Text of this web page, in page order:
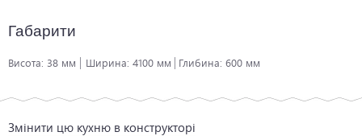
Габарити
Висота: 38 мм Ширина: 4100 мм Глибина: 600 мм
Змінити цю кухню в конструкторі